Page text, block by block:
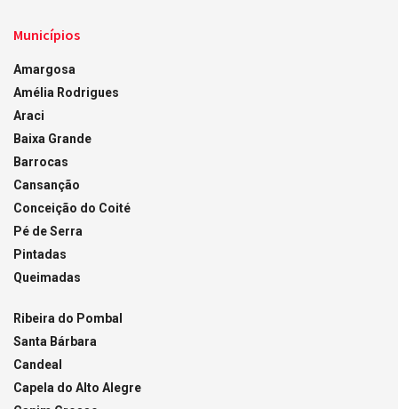
Municípios
Amargosa
Amélia Rodrigues
Araci
Baixa Grande
Barrocas
Cansanção
Conceição do Coité
Pé de Serra
Pintadas
Queimadas
Ribeira do Pombal
Santa Bárbara
Candeal
Capela do Alto Alegre